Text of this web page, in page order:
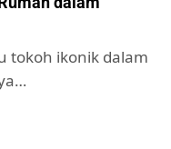
tokoh ikonik dalam